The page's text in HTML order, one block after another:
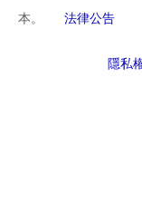
本。 法律公告
隱私